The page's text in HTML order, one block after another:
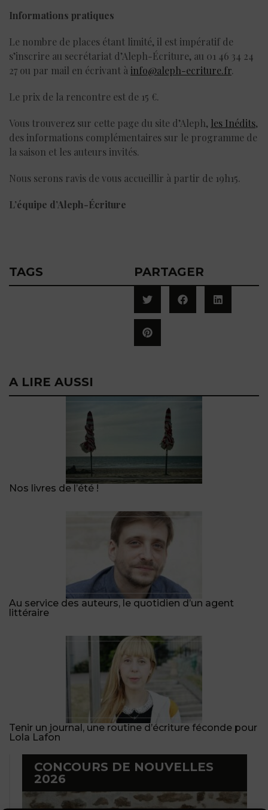
Informations pratiques
Le nombre de places étant limité, il est impératif de
s’inscrire au secrétariat d’Aleph-Écriture, au 01 46 34 24
27 ou par mail en écrivant à info@aleph-ecriture.fr.
Le prix de la rencontre est de 15 €.
Vous trouverez sur cette page du site d’Aleph, les Inédits,
des informations complémentaires sur le programme de
la saison et les auteurs invités.
Nous serons ravis de vous accueillir à partir de 19h15.
L’équipe d’Aleph-Écriture
TAGS PARTAGER
A LIRE AUSSI
Nos livres de l’été !
Au service des auteurs, le quotidien d’un agent
littéraire
Tenir un journal, une routine d’écriture féconde pour
Lola Lafon
CONCOURS DE NOUVELLES
2026